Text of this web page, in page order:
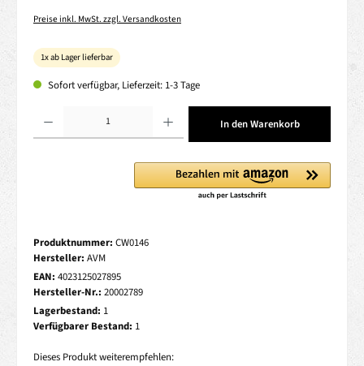
Preise inkl. MwSt. zzgl. Versandkosten
1x ab Lager lieferbar
Sofort verfügbar, Lieferzeit: 1-3 Tage
In den Warenkorb
Produktnummer: CW0146
Hersteller: AVM
EAN: 4023125027895
Hersteller-Nr.: 20002789
Lagerbestand: 1
Verfügbarer Bestand: 1
Dieses Produkt weiterempfehlen: